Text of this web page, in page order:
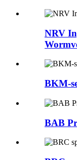
NRV
BKM-
BAB